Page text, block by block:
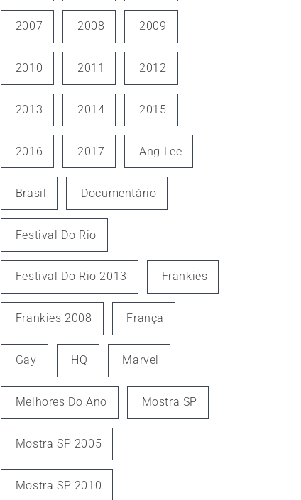
2007 2008 2009
2010 2011 2012
2013 2014 2015
2016 2017 Ang Lee
Brasil Documentário
Festival Do Rio
Festival Do Rio 2013 Frankies
Frankies 2008 França
Gay HQ Marvel
Melhores Do Ano Mostra SP
Mostra SP 2005
Mostra SP 2010